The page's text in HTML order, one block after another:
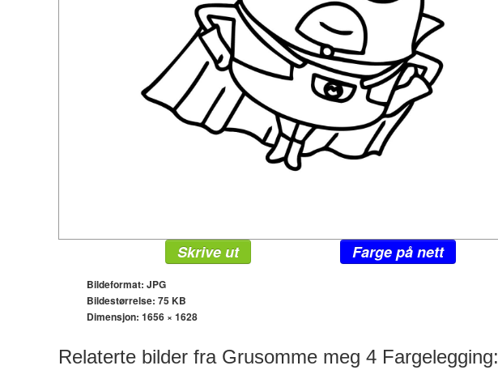
Skrive ut Farge på nett
Bildeformat: JPG
Bildestørrelse: 75 KB
Dimensjon: 1656 × 1628
Relaterte bilder fra Grusomme meg 4 Fargelegging: